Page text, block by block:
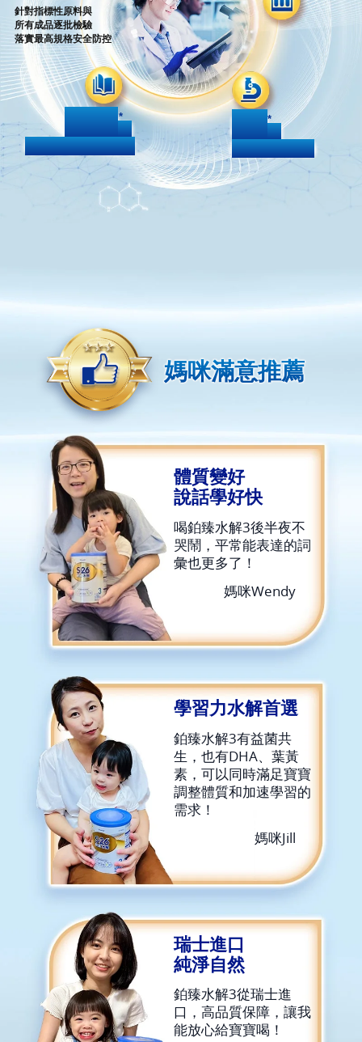
針對指標性原料與
所有成品逐批檢驗
落實最高規格安全防控
130*
篇
專業學術期刊論文
130篇
專業學術期刊論文
80*
項
國際臨床試驗
80項
國際臨床試驗
媽咪滿意推薦
體質變好
說話學好快
喝鉑臻水解3後半夜不
哭鬧，平常能表達的詞
彙也更多了！
媽咪Wendy
學習力水解首選
鉑臻水解3有益菌共
生，也有DHA、葉黃
素，可以同時滿足寶寶
調整體質和加速學習的
需求！
媽咪Jill
瑞士進口
純淨自然
鉑臻水解3從瑞士進
口，高品質保障，讓我
能放心給寶寶喝！